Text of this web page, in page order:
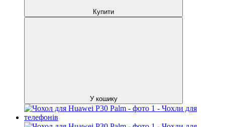
Купити
У кошику